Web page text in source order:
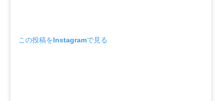
この投稿をInstagramで見る